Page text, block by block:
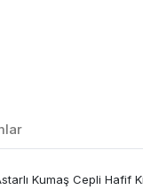
Kumaş Cepli Hafif